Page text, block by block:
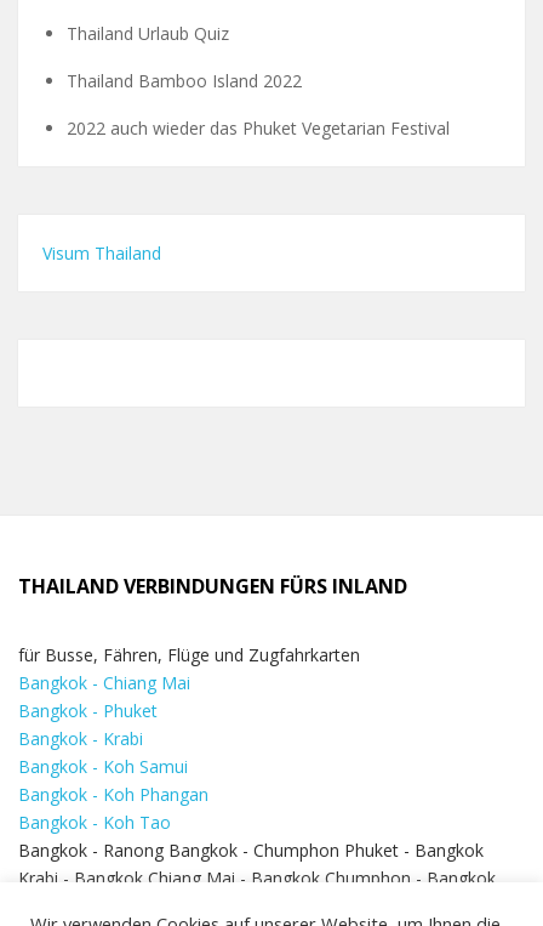
Thailand Urlaub Quiz
Thailand Bamboo Island 2022
2022 auch wieder das Phuket Vegetarian Festival
Visum Thailand
THAILAND VERBINDUNGEN FÜRS INLAND
für Busse, Fähren, Flüge und Zugfahrkarten
Bangkok - Chiang Mai
Bangkok - Phuket
Bangkok - Krabi
Bangkok - Koh Samui
Bangkok - Koh Phangan
Bangkok - Koh Tao
Bangkok - Ranong Bangkok - Chumphon Phuket - Bangkok
Krabi - Bangkok Chiang Mai - Bangkok Chumphon - Bangkok